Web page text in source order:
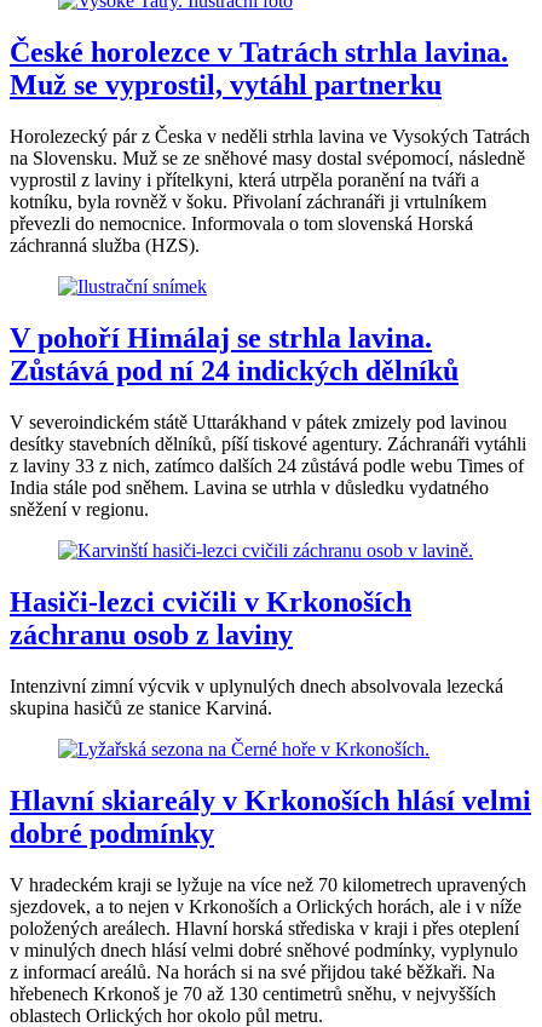
České horolezce v Tatrách strhla lavina.
Muž se vyprostil, vytáhl partnerku
Horolezecký pár z Česka v neděli strhla lavina ve Vysokých Tatrách
na Slovensku. Muž se ze sněhové masy dostal svépomocí, následně
vyprostil z laviny i přítelkyni, která utrpěla poranění na tváři a
kotníku, byla rovněž v šoku. Přivolaní záchranáři ji vrtulníkem
převezli do nemocnice. Informovala o tom slovenská Horská
záchranná služba (HZS).
V pohoří Himálaj se strhla lavina.
Zůstává pod ní 24 indických dělníků
V severoindickém státě Uttarákhand v pátek zmizely pod lavinou
desítky stavebních dělníků, píší tiskové agentury. Záchranáři vytáhli
z laviny 33 z nich, zatímco dalších 24 zůstává podle webu Times of
India stále pod sněhem. Lavina se utrhla v důsledku vydatného
sněžení v regionu.
Hasiči-lezci cvičili v Krkonoších
záchranu osob z laviny
Intenzivní zimní výcvik v uplynulých dnech absolvovala lezecká
skupina hasičů ze stanice Karviná.
Hlavní skiareály v Krkonoších hlásí velmi
dobré podmínky
V hradeckém kraji se lyžuje na více než 70 kilometrech upravených
sjezdovek, a to nejen v Krkonoších a Orlických horách, ale i v níže
položených areálech. Hlavní horská střediska v kraji i přes oteplení
v minulých dnech hlásí velmi dobré sněhové podmínky, vyplynulo
z informací areálů. Na horách si na své přijdou také běžkaři. Na
hřebenech Krkonoš je 70 až 130 centimetrů sněhu, v nejvyšších
oblastech Orlických hor okolo půl metru.